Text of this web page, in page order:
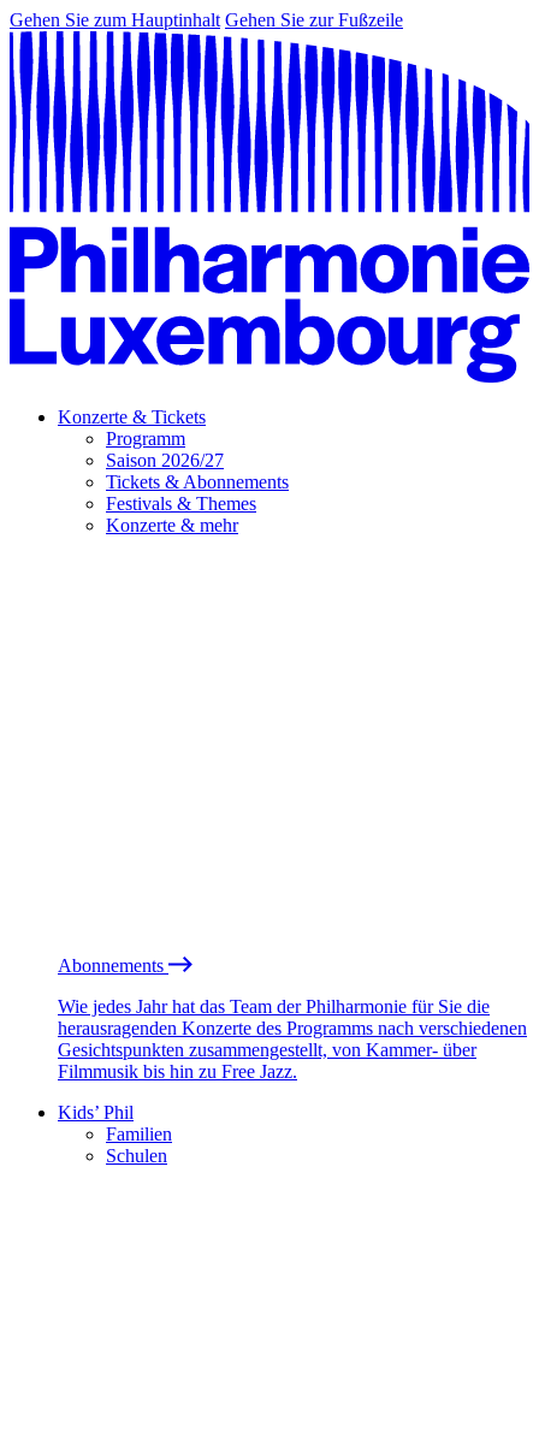
Gehen Sie zum Hauptinhalt Gehen Sie zur Fußzeile
Konzerte & Tickets
Programm
Saison 2026/27
Tickets & Abonnements
Festivals & Themes
Konzerte & mehr
Abonnements
Wie jedes Jahr hat das Team der Philharmonie für Sie die
herausragenden Konzerte des Programms nach verschiedenen
Gesichtspunkten zusammengestellt, von Kammer- über
Filmmusik bis hin zu Free Jazz.
Kids’ Phil
Familien
Schulen